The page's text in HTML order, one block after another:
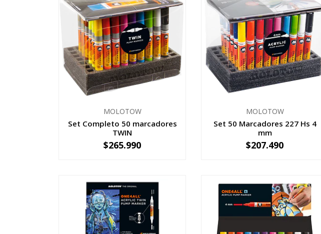
MOLOTOW
Set Completo 50 marcadores
TWIN
+
$265.990
MOLOTOW
Set 50 Marcadores 227 Hs 4
mm
+
$207.490